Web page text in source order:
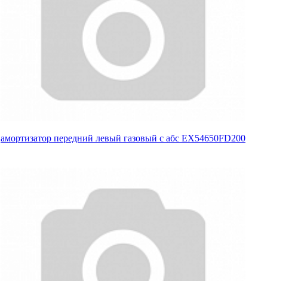
амортизатор передний левый газовый с абс EX54650FD200